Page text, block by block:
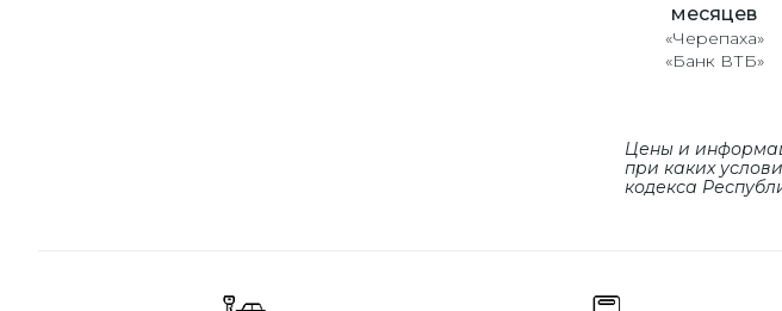
месяцев
«Черепаха»
«Банк ВТБ»
Цены и
при каких
кодекса